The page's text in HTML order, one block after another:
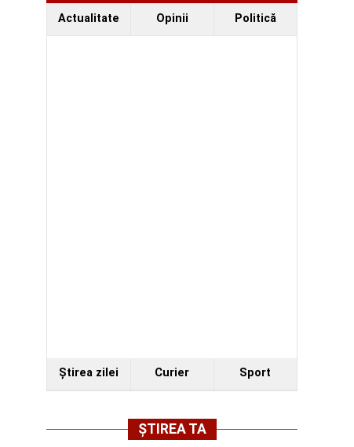
Actualitate Opinii Politică
Ştirea zilei Curier Sport
ȘTIREA TA